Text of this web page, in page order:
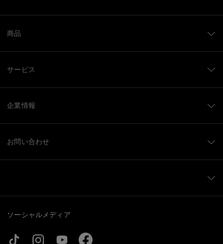
商品
サービス
企業情報
お問い合わせ
ソーシャルメディア